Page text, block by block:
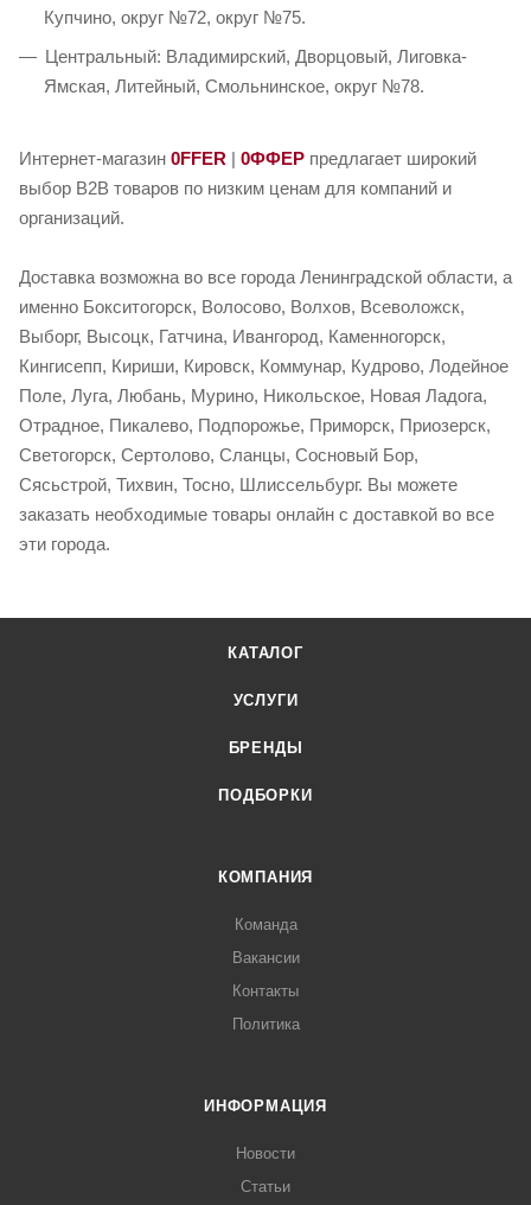
Купчино, округ №72, округ №75.
Центральный: Владимирский, Дворцовый, Лиговка-
Ямская, Литейный, Смольнинское, округ №78.
Интернет-магазин 0FFER | 0ФФЕР предлагает широкий
выбор B2B товаров по низким ценам для компаний и
организаций.
Доставка возможна во все города Ленинградской области, а
именно Бокситогорск, Волосово, Волхов, Всеволожск,
Выборг, Высоцк, Гатчина, Ивангород, Каменногорск,
Кингисепп, Кириши, Кировск, Коммунар, Кудрово, Лодейное
Поле, Луга, Любань, Мурино, Никольское, Новая Ладога,
Отрадное, Пикалево, Подпорожье, Приморск, Приозерск,
Светогорск, Сертолово, Сланцы, Сосновый Бор,
Сясьстрой, Тихвин, Тосно, Шлиссельбург. Вы можете
заказать необходимые товары онлайн с доставкой во все
эти города.
КАТАЛОГ
УСЛУГИ
БРЕНДЫ
ПОДБОРКИ
КОМПАНИЯ
Команда
Вакансии
Контакты
Политика
ИНФОРМАЦИЯ
Новости
Статьи